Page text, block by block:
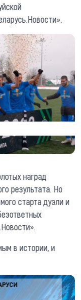
наград
результата. Но
старта дуэли и
в истории, и